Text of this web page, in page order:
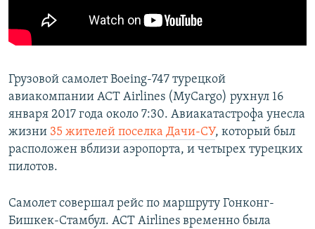
Грузовой самолет Boeing-747 турецкой
авиакомпании ACT Airlines (MyCargo) рухнул 16
января 2017 года около 7:30. Авиакатастрофа унесла
жизни 35 жителей поселка Дачи-СУ, который был
расположен вблизи аэропорта, и четырех турецких
пилотов.
Самолет совершал рейс по маршруту Гонконг-
Бишкек-Стамбул. ACT Airlines временно была